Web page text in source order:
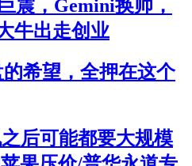
震，Gemini换帅，
牛出走创业
希望，全押在这个
后可能都要大规模